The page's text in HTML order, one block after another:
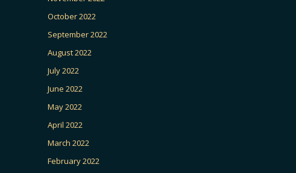
October 2022
September 2022
August 2022
July 2022
June 2022
May 2022
April 2022
March 2022
February 2022